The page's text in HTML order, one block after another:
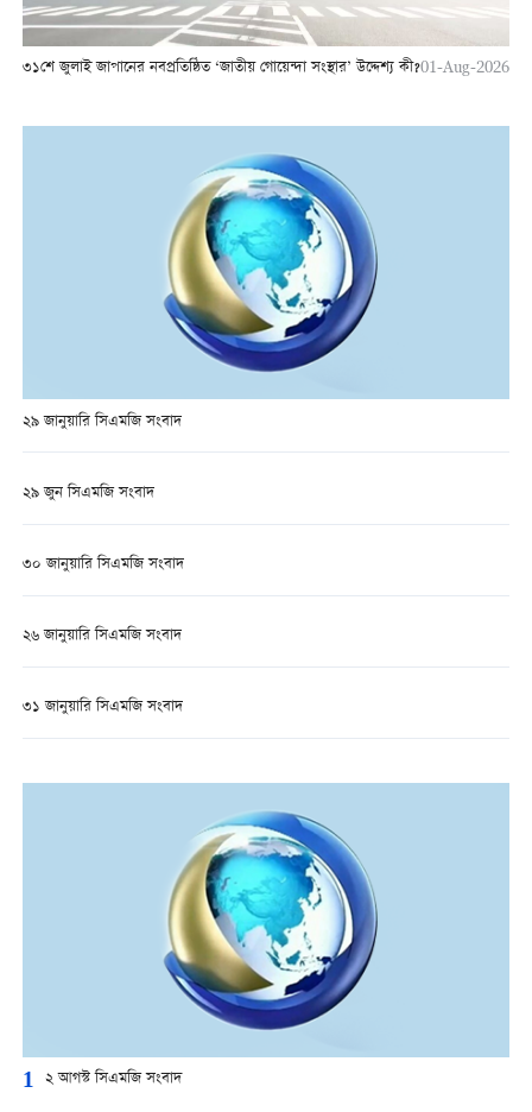
৩১শে জুলাই জাপানের নবপ্রতিষ্ঠিত ‘জাতীয় গোয়েন্দা সংস্থার’ উদ্দেশ্য কী?01-Aug-2026
২৯ জানুয়ারি সিএমজি সংবাদ
২৯ জুন সিএমজি সংবাদ
৩০ জানুয়ারি সিএমজি সংবাদ
২৬ জানুয়ারি সিএমজি সংবাদ
৩১ জানুয়ারি সিএমজি সংবাদ
1 ২ আগস্ট সিএমজি সংবাদ